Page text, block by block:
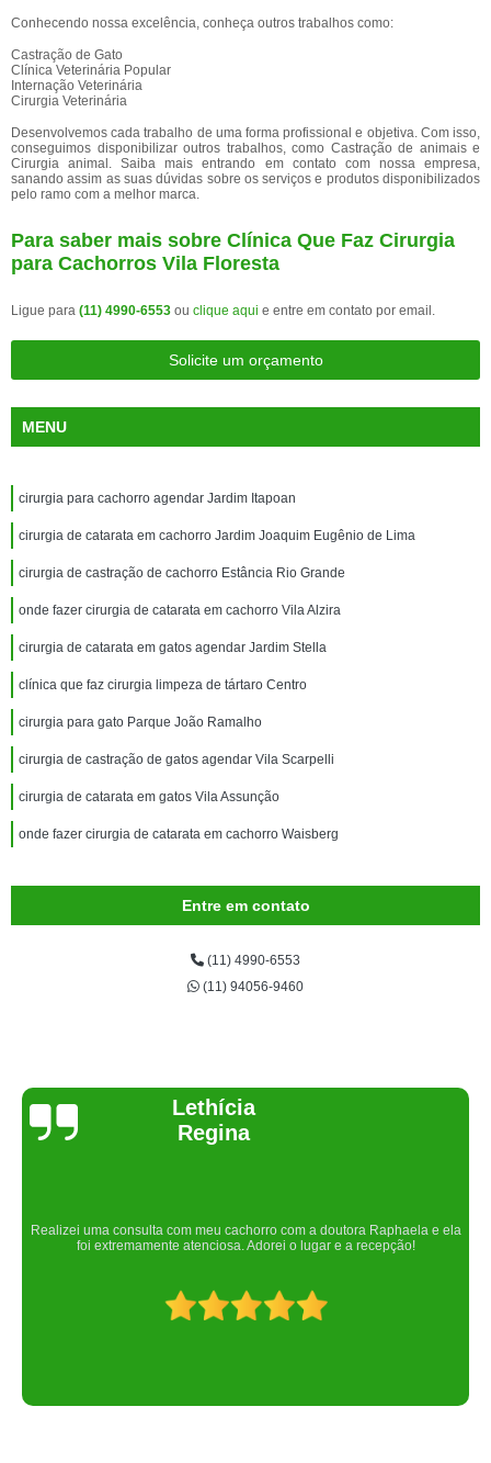
Conhecendo nossa excelência, conheça outros trabalhos como:
Castração de Gato
Clínica Veterinária Popular
Internação Veterinária
Cirurgia Veterinária
Desenvolvemos cada trabalho de uma forma profissional e objetiva. Com isso,
conseguimos disponibilizar outros trabalhos, como Castração de animais e
Cirurgia animal. Saiba mais entrando em contato com nossa empresa,
sanando assim as suas dúvidas sobre os serviços e produtos disponibilizados
pelo ramo com a melhor marca.
Para saber mais sobre Clínica Que Faz Cirurgia
para Cachorros Vila Floresta
Ligue para (11) 4990-6553 ou clique aqui e entre em contato por email.
Solicite um orçamento
MENU
cirurgia para cachorro agendar Jardim Itapoan
cirurgia de catarata em cachorro Jardim Joaquim Eugênio de Lima
cirurgia de castração de cachorro Estância Rio Grande
onde fazer cirurgia de catarata em cachorro Vila Alzira
cirurgia de catarata em gatos agendar Jardim Stella
clínica que faz cirurgia limpeza de tártaro Centro
cirurgia para gato Parque João Ramalho
cirurgia de castração de gatos agendar Vila Scarpelli
cirurgia de catarata em gatos Vila Assunção
onde fazer cirurgia de catarata em cachorro Waisberg
Entre em contato
(11) 4990-6553
(11) 94056-9460
Joelma Lilian
Um lugar maravilhoso. Sempre serei grata pelo que fizeram por nós!